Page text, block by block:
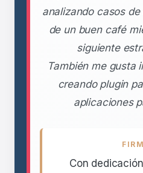
analizando casos
de un buen café
siguiente
También me gusta
creando plugin
aplicaciones
Con